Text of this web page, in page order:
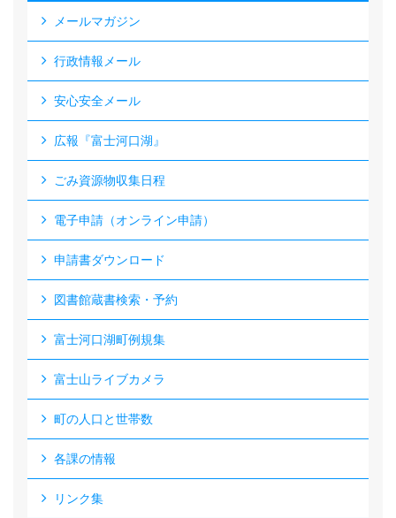
メールマガジン
行政情報メール
安心安全メール
広報『富士河口湖』
ごみ資源物収集日程
電子申請（オンライン申請）
申請書ダウンロード
図書館蔵書検索・予約
富士河口湖町例規集
富士山ライブカメラ
町の人口と世帯数
各課の情報
リンク集